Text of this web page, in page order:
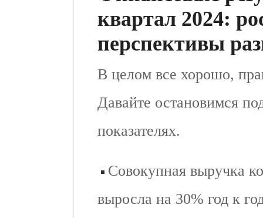
квартал 2024:
перспективы
В целом все хорошо,
Давайте остановимся
показателях.
Совокупная выручка
выросла на 30% год к